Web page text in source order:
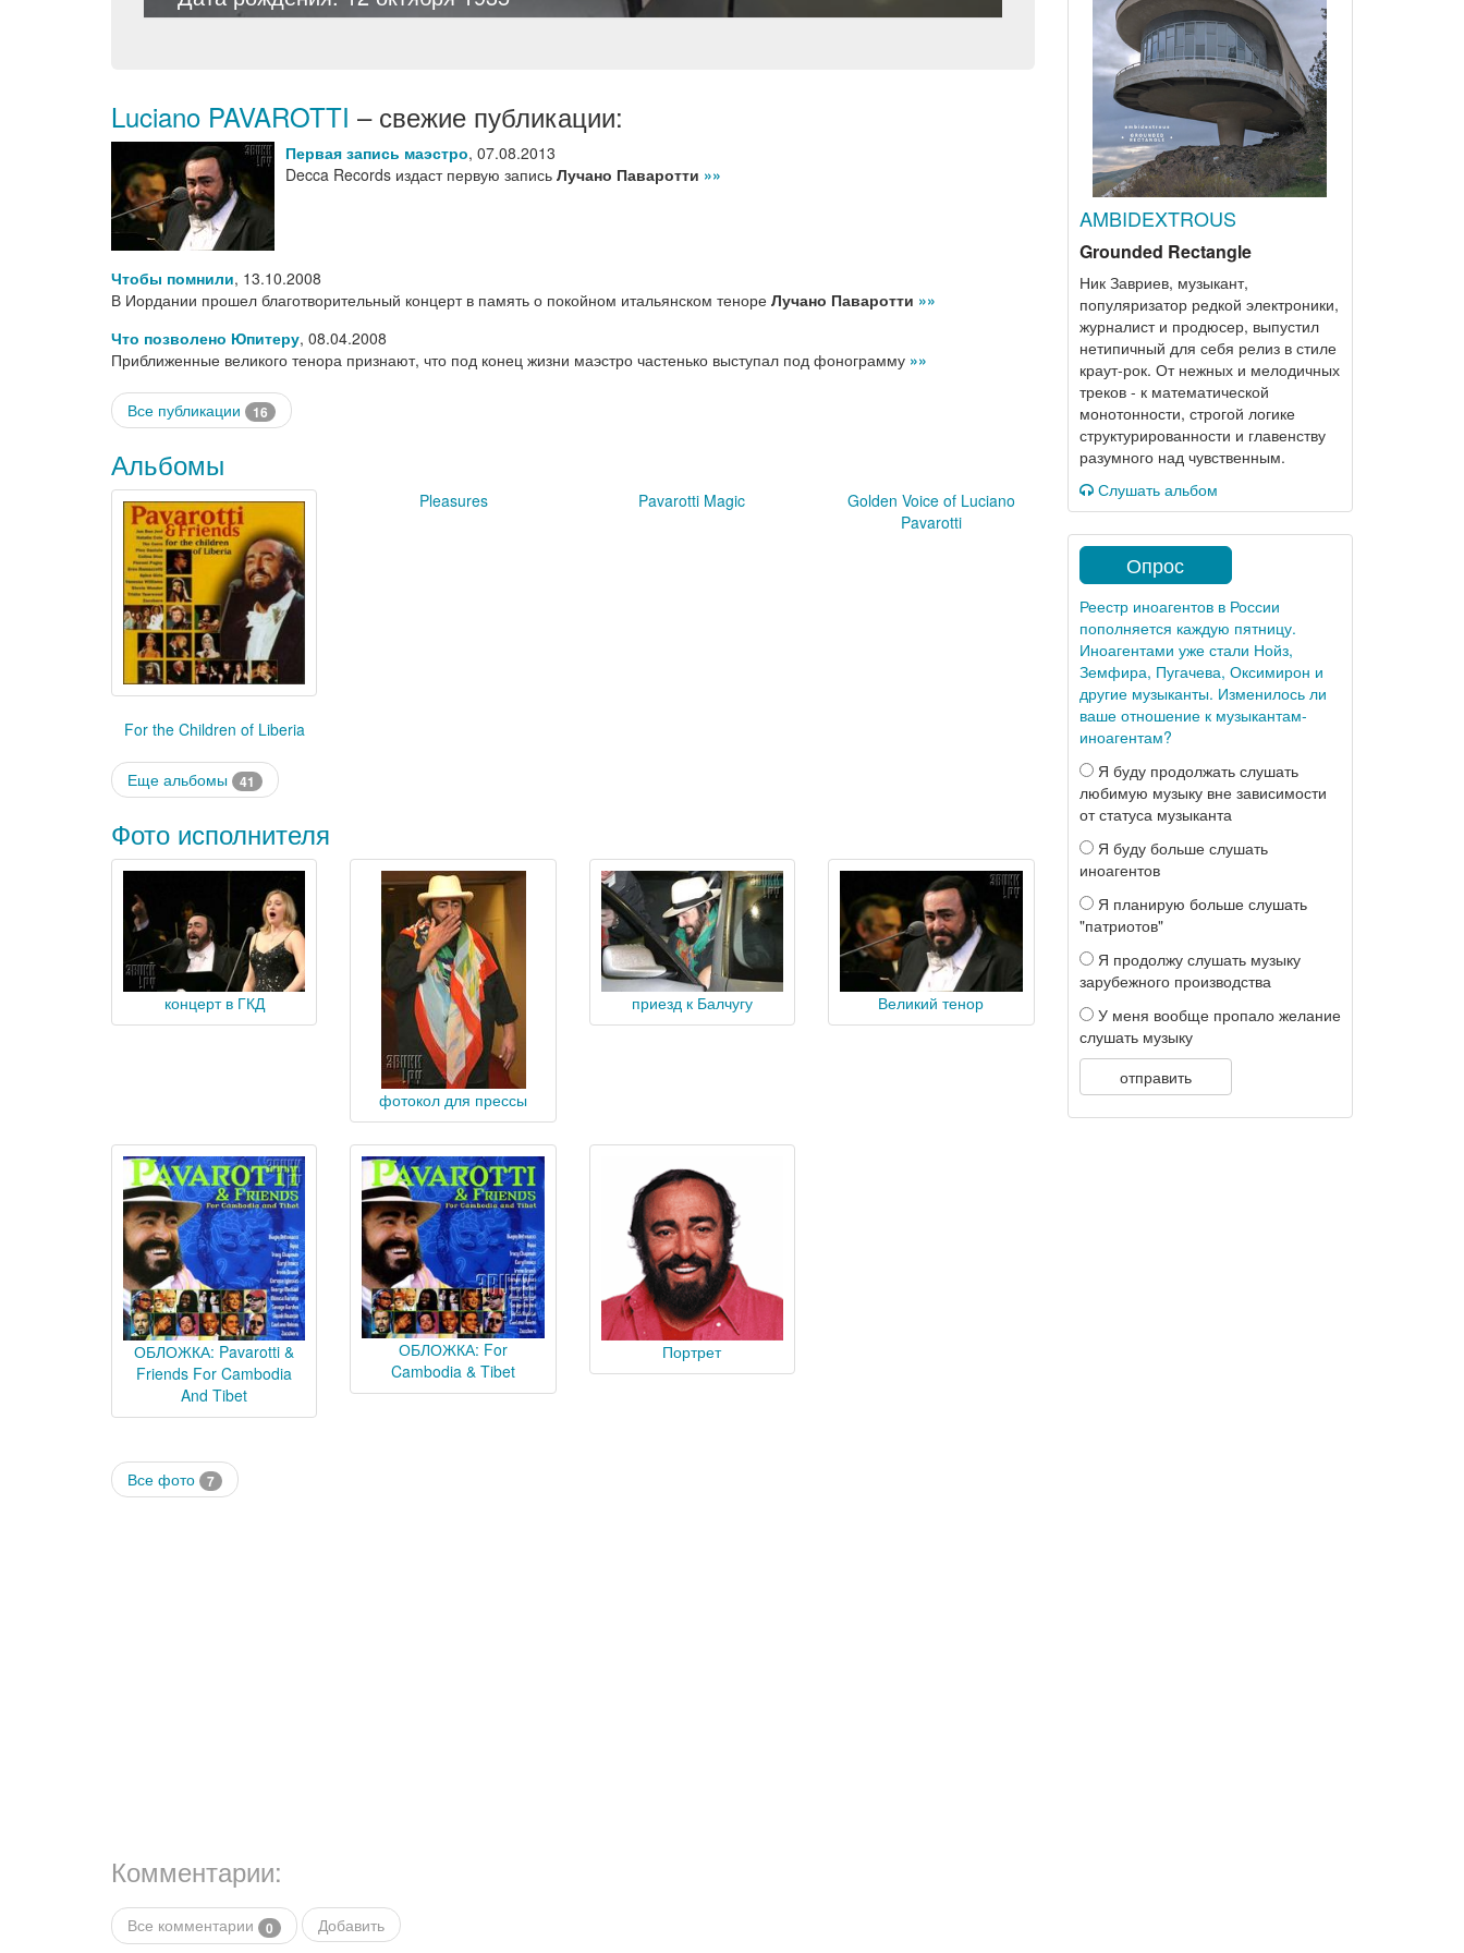
Luciano PAVAROTTI – свежие публикации:
Первая запись маэстро, 07.08.2013
Decca Records издаст первую запись Лучано Паваротти »»
Чтобы помнили, 13.10.2008
В Иордании прошел благотворительный концерт в память о покойном итальянском теноре Лучано Паваротти »»
Что позволено Юпитеру, 08.04.2008
Приближенные великого тенора признают, что под конец жизни маэстро частенько выступал под фонограмму »»
Все публикации 16
Альбомы
For the Children of Liberia
Pleasures Pavarotti Magic
Golden Voice of Luciano
Pavarotti
Еще альбомы 41
Фото исполнителя
концерт в ГКД
фотокол для прессы
приезд к Балчугу Великий тенор
ОБЛОЖКА: Pavarotti &
Friends For Cambodia
And Tibet
ОБЛОЖКА: For
Cambodia & Tibet
Портрет
Все фото 7
Комментарии:
Все комментарии 0 Добавить
AMBIDEXTROUS
Grounded Rectangle
Ник Завриев, музыкант,
популяризатор редкой электроники,
журналист и продюсер, выпустил
нетипичный для себя релиз в стиле
краут-рок. От нежных и мелодичных
треков - к математической
монотонности, строгой логике
структурированности и главенству
разумного над чувственным.
Слушать альбом
Опрос
Реестр иноагентов в России
пополняется каждую пятницу.
Иноагентами уже стали Нойз,
Земфира, Пугачева, Оксимирон и
другие музыканты. Изменилось ли
ваше отношение к музыкантам-
иноагентам?
Я буду продолжать слушать
любимую музыку вне зависимости
от статуса музыканта
Я буду больше слушать
иноагентов
Я планирую больше слушать
"патриотов"
Я продолжу слушать музыку
зарубежного производства
У меня вообще пропало желание
слушать музыку
отправить